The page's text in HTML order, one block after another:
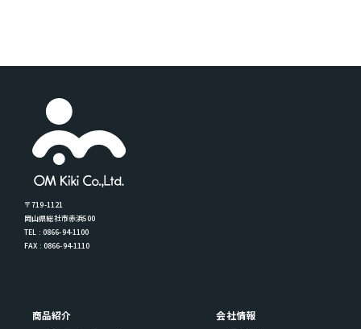
〒719-1121
岡山県総社市赤浜500
TEL : 0866-94-1100
FAX : 0866-94-1110
商品紹介
会社情報